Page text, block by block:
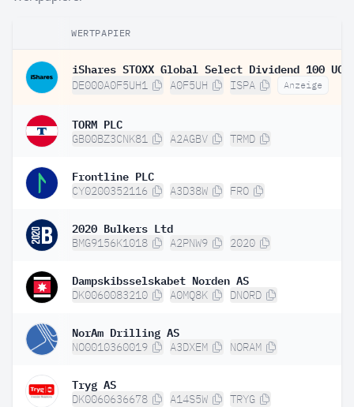
WERTPAPIER
DE000A0F5UH1 A0F5UH ISPA Anzeige
TORM PLC
GB00BZ3CNK81 A2AGBV TRMD
Frontline PLC
CY0200352116 A3D38W FRO
2020 Bulkers Ltd
BMG9156K1018 A2PNW9 2020
Dampskibsselskabet Norden AS
DK0060083210 A0MQ8K DNORD
NorAm Drilling AS
NO0010360019 A3DXEM NORAM
Tryg AS
DK0060636678 A14S5W TRYG